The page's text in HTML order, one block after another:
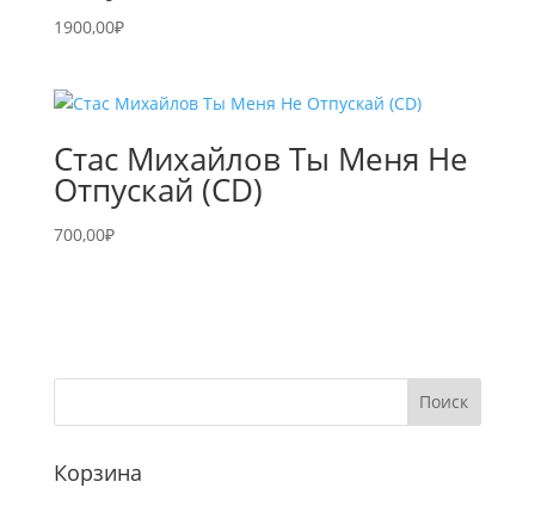
1900,00₽
Стас Михайлов Ты Меня Не
Отпускай (CD)
700,00₽
Корзина